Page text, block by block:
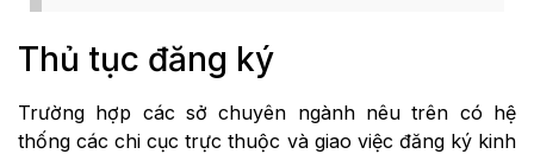
Thủ tục đăng ký
Trường hợp các sở chuyên ngành nêu trên có hệ
thống các chi cục trực thuộc và giao việc đăng ký kinh